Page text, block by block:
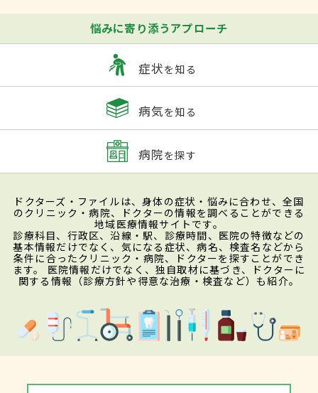
悩みに寄り添うアプローチ
症状を知る
病気を知る
病院を探す
ドクターズ・ファイルは、身体の症状・悩みに合わせ、全国
のクリニック・病院、ドクターの情報を調べることができる
地域医療情報サイトです。
診療科目、行政区、沿線・駅、診療時間、医院の特徴などの
基本情報だけでなく、気になる症状、病名、検査名などから
条件に合ったクリニック・病院、ドクターを探すことができ
ます。 医院情報だけでなく、独自取材に基づき、ドクターに
関する情報（診療方針や得意な治療・検査など）も紹介。